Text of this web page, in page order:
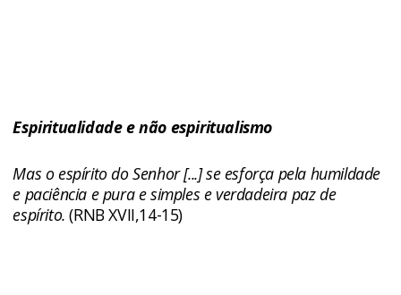
Espiritualidade e não espiritualismo
Mas o espírito do Senhor [...] se esforça pela humildade
e paciência e pura e simples e verdadeira paz de
espírito. (RNB XVII,14-15)